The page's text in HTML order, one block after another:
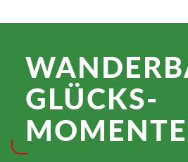
GLÜCKS­